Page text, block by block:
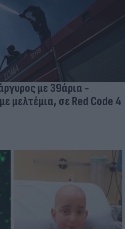
με 39άρια -
μελτέμια, σε Red Code 4